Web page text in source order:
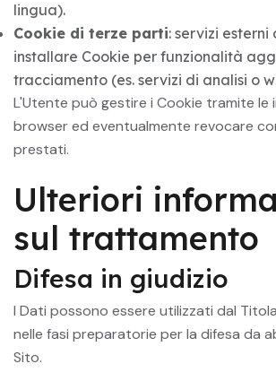
lingua).
Cookie di terze parti: servizi esterni
installare Cookie per funzionalità
tracciamento (es. servizi di analisi o
L'Utente può gestire i Cookie tramite le
browser ed eventualmente revocare
prestati.
Ulteriori
sul trattamento
Difesa in giudizio
I Dati possono essere utilizzati dal
nelle fasi preparatorie per la difesa da
Sito.